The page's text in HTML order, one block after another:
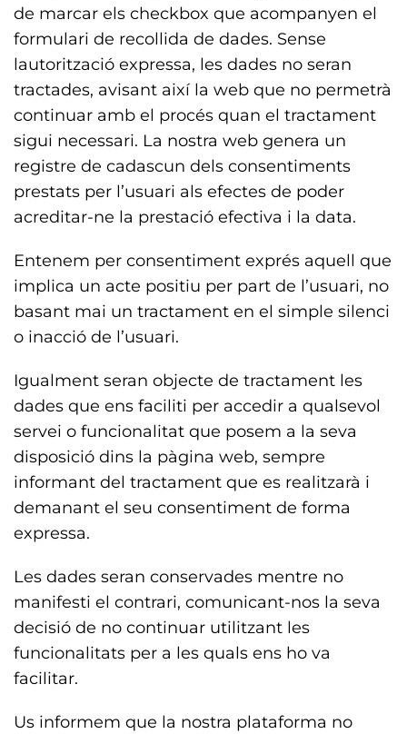
de marcar els checkbox que acompanyen el
formulari de recollida de dades. Sense
lautorització expressa, les dades no seran
tractades, avisant així la web que no permetrà
continuar amb el procés quan el tractament
sigui necessari. La nostra web genera un
registre de cadascun dels consentiments
prestats per l’usuari als efectes de poder
acreditar-ne la prestació efectiva i la data.
Entenem per consentiment exprés aquell que
implica un acte positiu per part de l’usuari, no
basant mai un tractament en el simple silenci
o inacció de l’usuari.
Igualment seran objecte de tractament les
dades que ens faciliti per accedir a qualsevol
servei o funcionalitat que posem a la seva
disposició dins la pàgina web, sempre
informant del tractament que es realitzarà i
demanant el seu consentiment de forma
expressa.
Les dades seran conservades mentre no
manifesti el contrari, comunicant-nos la seva
decisió de no continuar utilitzant les
funcionalitats per a les quals ens ho va
facilitar.
Us informem que la nostra plataforma no